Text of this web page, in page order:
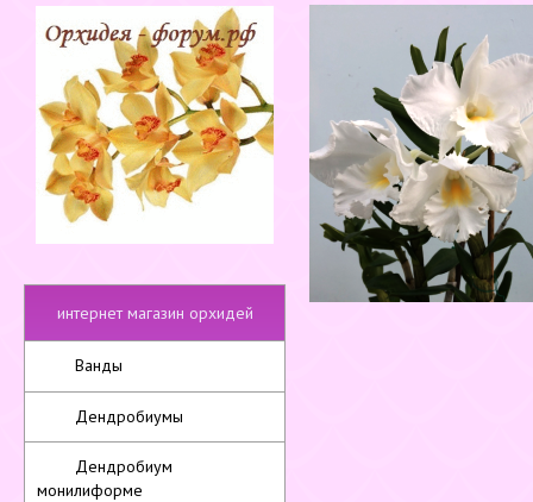
интернет магазин орхидей
Ванды
Дендробиумы
Дендробиум
монилиформе